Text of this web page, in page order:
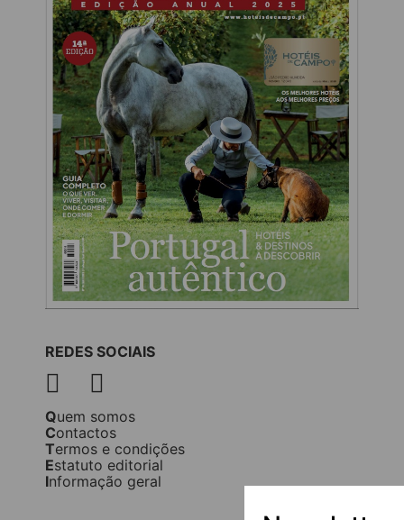
REDES SOCIAIS
Quem somos
Contactos
Termos e condições
Estatuto editorial
Informação geral